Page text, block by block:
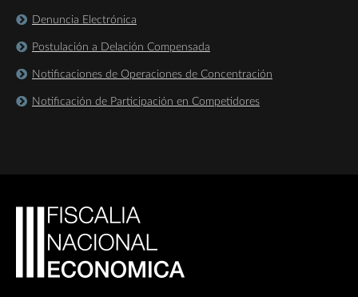
Denuncia Electrónica
Postulación a Delación Compensada
Notificaciones de Operaciones de Concentración
Notificación de Participación en Competidores